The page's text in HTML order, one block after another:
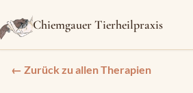
Chiemgauer Tierheilpraxis
← Zurück zu allen Therapien